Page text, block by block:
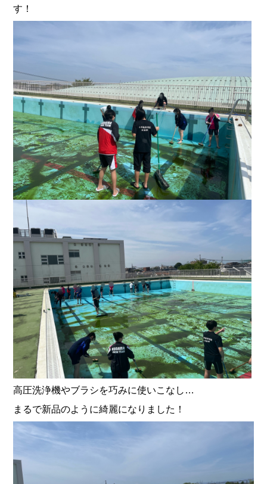
す！
高圧洗浄機やブラシを巧みに使いこなし…
まるで新品のように綺麗になりました！